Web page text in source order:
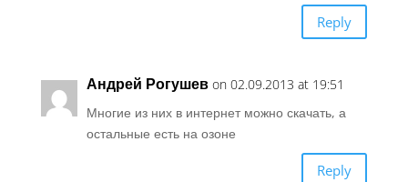
Reply
Андрей Рогушев on 02.09.2013 at 19:51
Многие из них в интернет можно скачать, а
остальные есть на озоне
Reply